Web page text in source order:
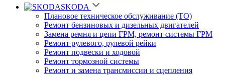
SKODA
Плановое техническое обслуживание (ТО)
Ремонт бензиновых и дизельных двигателей
Замена ремня и цепи ГРМ, ремонт системы ГРМ
Ремонт рулевого, рулевой рейки
Ремонт подвески и ходовой
Ремонт тормозной системы
Ремонт и замена трансмиссии и сцепления